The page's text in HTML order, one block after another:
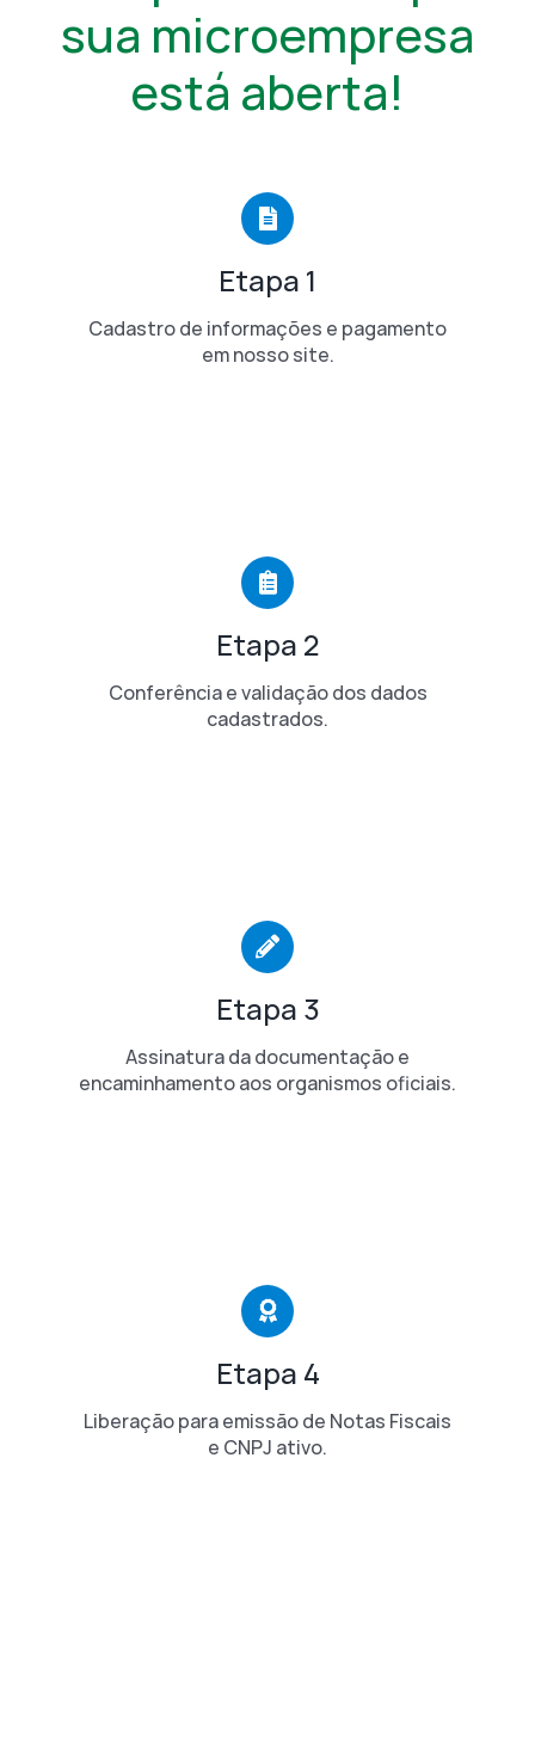
sua microempresa
está aberta!
Etapa 1
Cadastro de informações e pagamento
em nosso site.
Etapa 2
Conferência e validação dos dados
cadastrados.
Etapa 3
Assinatura da documentação e
encaminhamento aos organismos oficiais.
Etapa 4
Liberação para emissão de Notas Fiscais
e CNPJ ativo.